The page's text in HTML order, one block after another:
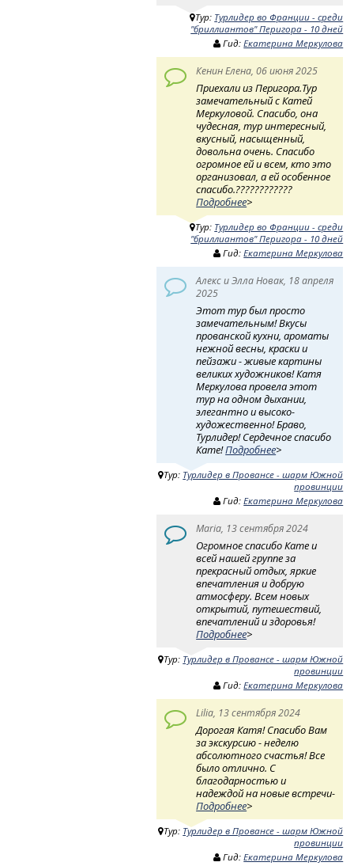
Тур: Турлидер во Франции - среди
"бриллиантов" Перигора - 10 дней
Гид:Екатерина Меркулова
Кенин Елена, 06 июня 2025
Приехали из Перигора.Тур
замечательный с Катей
Меркуловой. Спасибо, она
чудесная, тур интересный,
вкусный, насыщенный,
довольна очень. Спасибо
огромное ей и всем, кто это
организовал, а ей особенное
спасибо.????????????
Подробнее>
Тур: Турлидер во Франции - среди
"бриллиантов" Перигора - 10 дней
Гид:Екатерина Меркулова
Алекс и Элла Новак, 18 апреля
2025
Этот тур был просто
замечательным! Вкусы
прованской кухни, ароматы
нежной весны, краски и
пейзажи - живые картины
великих художников! Катя
Меркулова провела этот
тур на одном дыхании,
элегантно и высоко-
художественно! Браво,
Турлидер! Сердечное спасибо
Кате!Подробнее>
Тур: Турлидер в Провансе - шарм Южной
провинции
Гид:Екатерина Меркулова
Maria, 13 сентября 2024
Огромное спасибо Кате и
всей нашей группе за
прекрасный отдых, яркие
впечатления и добрую
атмосферу. Всем новых
открытий, путешествий,
впечатлений и здоровья!
Подробнее>
Тур: Турлидер в Провансе - шарм Южной
провинции
Гид:Екатерина Меркулова
Lilia, 13 сентября 2024
Дорогая Катя! Спасибо Вам
за экскурсию - неделю
абсолютного счастья! Все
было отлично. С
благодарностью и
надеждой на новые встречи-
Подробнее>
Тур: Турлидер в Провансе - шарм Южной
провинции
Гид:Екатерина Меркулова